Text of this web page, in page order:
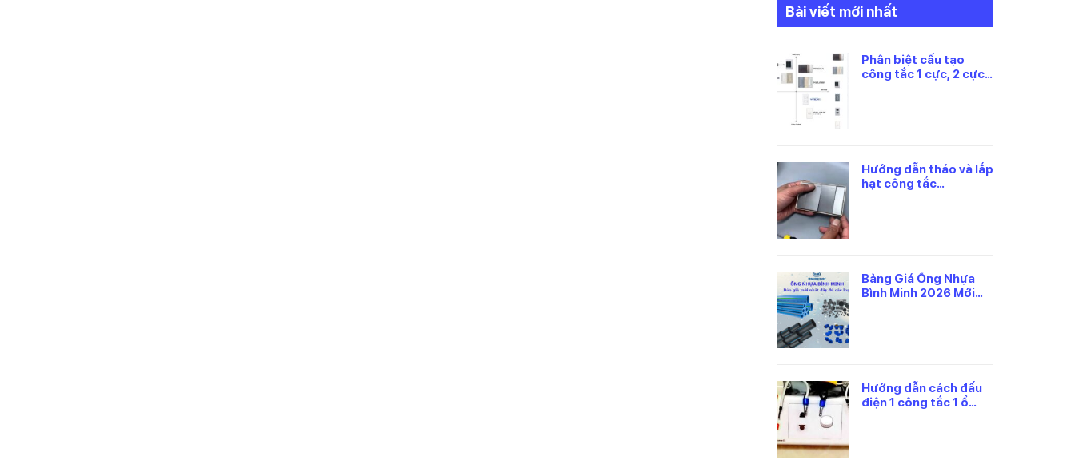
Bài viết mới nhất
Phân biệt cấu tạo
công tắc 1 cực, 2 cực
Hướng dẫn tháo và lắp
hạt công tắc
Bảng Giá Ống Nhựa
Bình Minh 2026 Mới
Hướng dẫn cách đấu
điện 1 công tắc 1 ổ